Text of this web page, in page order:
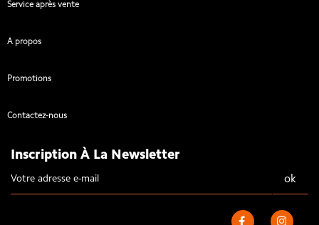
Service après vente
A propos
Promotions
Contactez-nous
Inscription À La Newsletter